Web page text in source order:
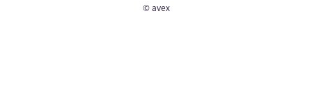
© avex